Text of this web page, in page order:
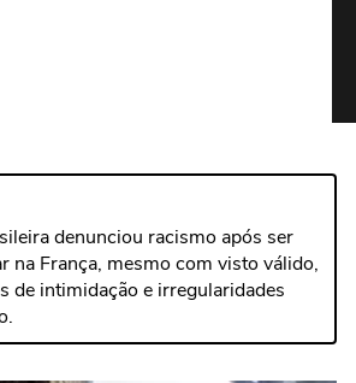
denunciou racismo após ser
na França, mesmo com visto válido,
de intimidação e irregularidades